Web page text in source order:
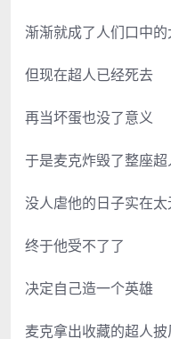
渐渐就成了人们口中
但现在超人已经死去
再当坏蛋也没了意义
于是麦克炸毁了整座
没人虐他的日子实在
终于他受不了了
决定自己造一个英雄
麦克拿出收藏的超人披